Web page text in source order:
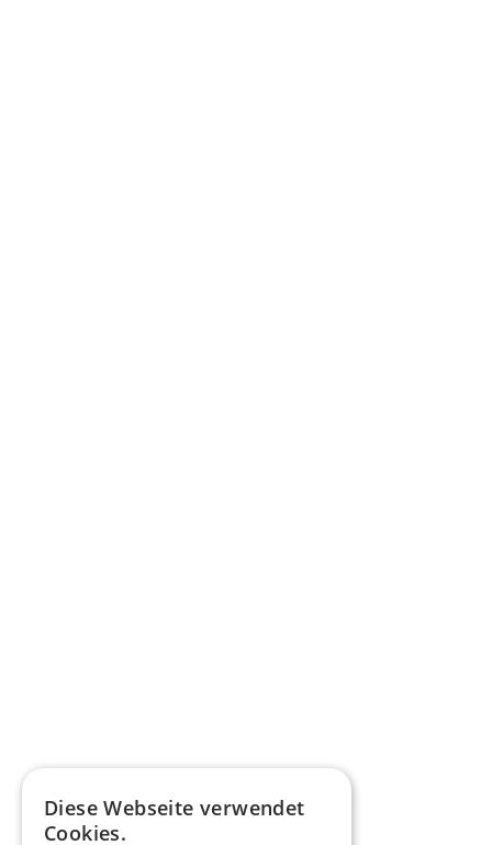
Diese Webseite verwendet
Cookies.